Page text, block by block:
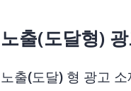
노출(도달형)
노출(도달) 형 광고